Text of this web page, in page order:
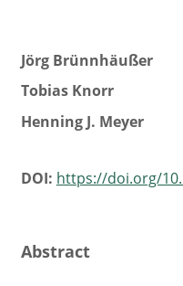
Jörg Brünnhäußer
Tobias Knorr
Henning J. Meyer
DOI: https://doi.org/
Abstract